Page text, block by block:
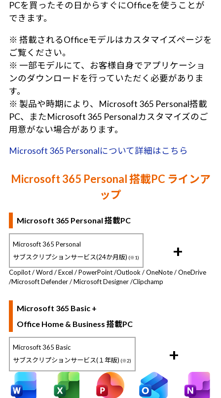
PCを買ったその日からすぐにOfficeを使うことが
できます。
※ 搭載されるOfficeモデルはカスタマイズページを
ご覧ください。
※ 一部モデルにて、お客様自身でアプリケーショ
ンのダウンロードを行っていただく必要がありま
す。
※ 製品や時期により、Microsoft 365 Personal搭載
PC、またMicrosoft 365 Personalカスタマイズのご
用意がない場合があります。
Microsoft 365 Personalについて詳細はこちら
Microsoft 365 Personal 搭載PC ラインア
ップ
Microsoft 365 Personal 搭載PC
Microsoft 365 Personal
サブスクリプションサービス(24か月版) (※1) +
Copilot / Word / Excel / PowerPoint /Outlook / OneNote / OneDrive
/Microsoft Defender / Microsoft Designer /Clipchamp
Microsoft 365 Basic +
Office Home & Business 搭載PC
Microsoft 365 Basic
サブスクリプションサービス(１年版) (※2) +